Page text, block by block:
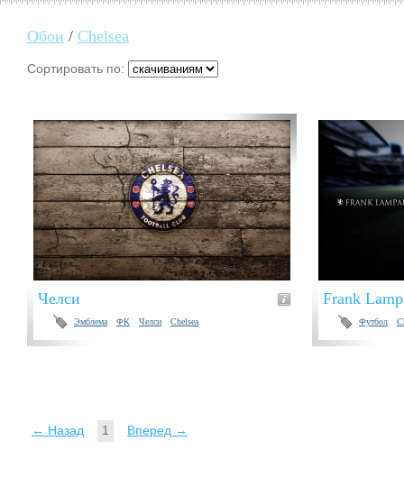
Обои / Chelsea
Сортировать по:
Челси
Эмблема ФК Челси Chelsea
Frank
Футбол
← Назад 1 Вперед →